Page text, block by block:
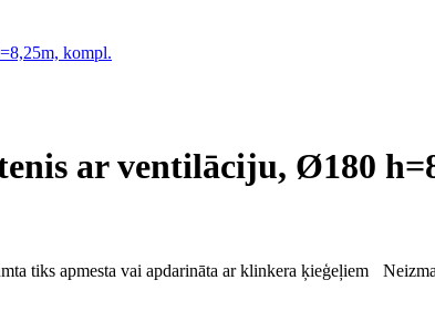
ar ventilāciju, Ø180
tiks apmesta vai apdarināta ar klinkera ķieģeļiem